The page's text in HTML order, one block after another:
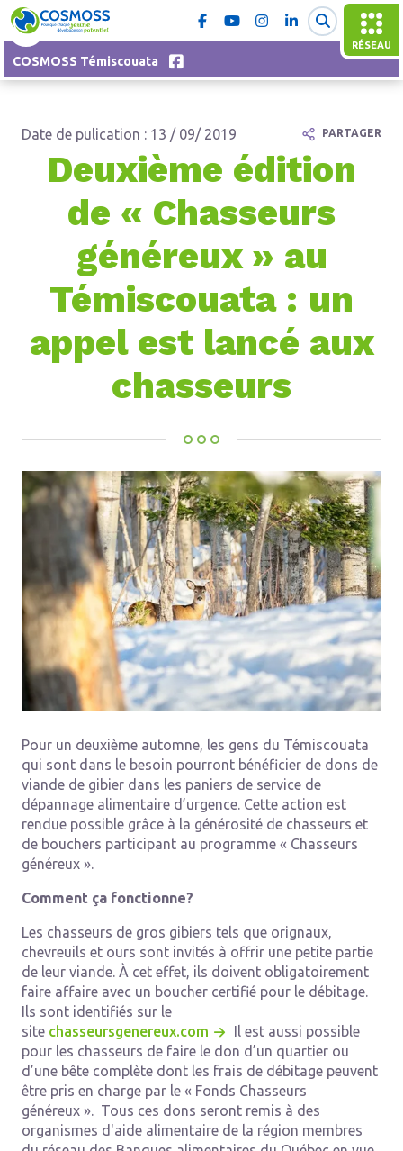
RÉSEAU
COSMOSS Témiscouata
Date de pulication : 13 / 09/ 2019
Deuxième édition
de « Chasseurs
généreux » au
Témiscouata : un
appel est lancé aux
chasseurs
Pour un deuxième automne, les gens du Témiscouata
qui sont dans le besoin pourront bénéficier de dons de
viande de gibier dans les paniers de service de
dépannage alimentaire d’urgence. Cette action est
rendue possible grâce à la générosité de chasseurs et
de bouchers participant au programme « Chasseurs
généreux ».
Comment ça fonctionne?
Les chasseurs de gros gibiers tels que orignaux,
chevreuils et ours sont invités à offrir une petite partie
de leur viande. À cet effet, ils doivent obligatoirement
faire affaire avec un boucher certifié pour le débitage.
Ils sont identifiés sur le
site chasseursgenereux.com
Il est aussi possible
pour les chasseurs de faire le don d’un quartier ou
d’une bête complète dont les frais de débitage peuvent
être pris en charge par le « Fonds Chasseurs
généreux ». Tous ces dons seront remis à des
organismes d'aide alimentaire de la région membres
PARTAGER